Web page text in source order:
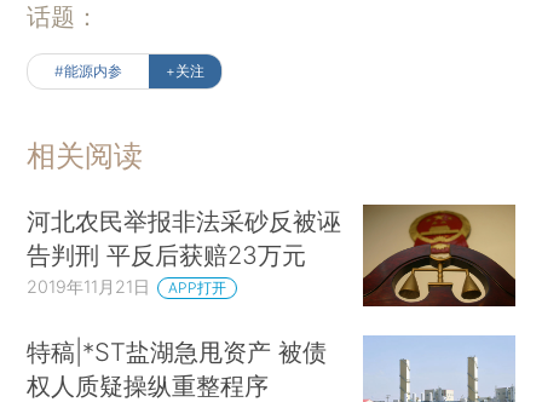
话题：
#能源内参 +关注
相关阅读
河北农民举报非法采砂反被诬
告判刑 平反后获赔23万元
2019年11月21日 APP打开
特稿|*ST盐湖急甩资产 被债
权人质疑操纵重整程序